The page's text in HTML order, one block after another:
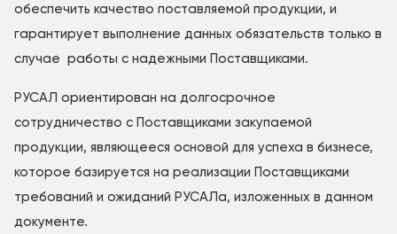
обеспечить качество поставляемой продукции, и
гарантирует выполнение данных обязательств только в
случае работы с надежными Поставщиками.
РУСАЛ ориентирован на долгосрочное
сотрудничество с Поставщиками закупаемой
продукции, являющееся основой для успеха в бизнесе,
которое базируется на реализации Поставщиками
требований и ожиданий РУСАЛа, изложенных в данном
документе.